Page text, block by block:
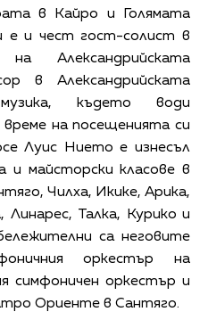
в Кайро и Голямата
е и чест гост-солист в
Александрийската
в Александрийската
където води
на посещенията си
Луис Нието е изнесъл
майсторски класове в
Чилха, Икике, Арика,
Талка, Курико и
са неговите
оркестър на
симфоничен оркестър и
Ориенте в Сантяго.